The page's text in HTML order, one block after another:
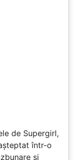
de Supergirl,
într-o
și